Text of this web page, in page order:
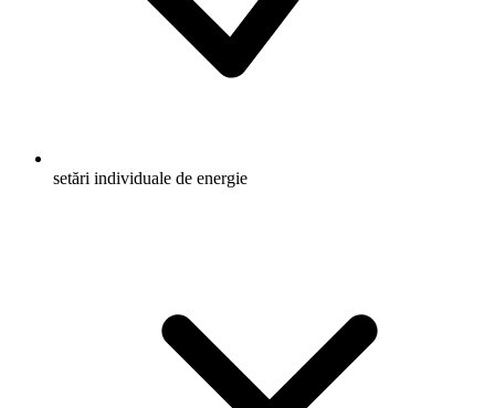
setări individuale de energie